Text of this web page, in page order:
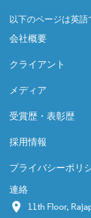
以下のページは英
会社概要
クライアント
メディア
受賞歴・表彰歴
採用情報
プライバシーポリ
連絡
11th Floor,